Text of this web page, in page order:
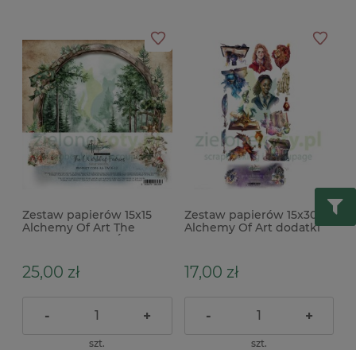
Zestaw papierów 15x15
Alchemy Of Art The
25,00 zł
- +
szt.
Zestaw papierów 15x30
Alchemy Of Art dodatki
17,00 zł
- +
szt.